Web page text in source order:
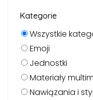
Kategorie
Wszystkie
Emoji
Jednostki
Materiały
Nawiązania i